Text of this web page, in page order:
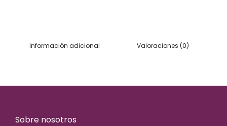
Información adicional Valoraciones (0)
Sobre nosotros